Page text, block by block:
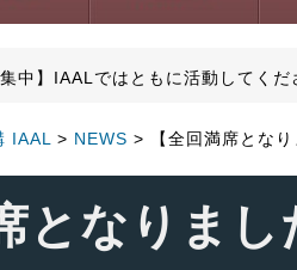
集中】IAALではともに活動してく
IAAL > NEWS > 【全回満席とな
となりま